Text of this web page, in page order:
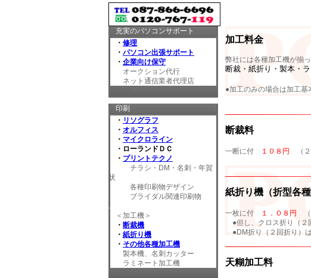
充実のパソコンサポート
・ 修理
・ パソコン出張サポート
・ 企業向け保守
オークション代行
ネット通信業者代理店
印刷
・ リソグラフ
・ オルフィス
・ マイクロライン
・ローランドＤＣ
・ プリントテクノ
チラシ・DM・名刺・年賀
状
各種印刷物デザイン
ブライダル関連印刷物
.
＜加工機＞
・ 断裁機
・ 紙折り機
・ その他各種加工機
製本機、名刺カッター
ラミネート加工機
加工料金
弊社には各種加工機が揃っ
断裁・紙折り・製本・
●加工のみの場合は加工基
断裁料
一断に付 １０８円 （２
紙折り機（折型各種
一枚に付 １．０８円 （
●但し、クロス折り（２
●DM折り（２回折り）
天糊加工料